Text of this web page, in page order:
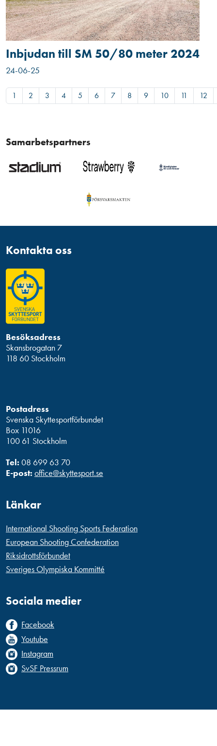
Inbjudan till SM 50/80 meter 2024
24-06-25
1 2 3 4 5 6 7 8 9 10 11 12
Samarbetspartners
Kontakta oss
Besöksadress
Skansbrogatan 7
118 60 Stockholm
Postadress
Svenska Skyttesportförbundet
Box 11016
100 61 Stockholm
Tel: 08 699 63 70
E-post: office@skyttesport.se
Länkar
International Shooting Sports Federation
European Shooting Confederation
Riksidrottsförbundet
Sveriges Olympiska Kommitté
Sociala medier
Facebook
Youtube
Instagram
SvSF Pressrum